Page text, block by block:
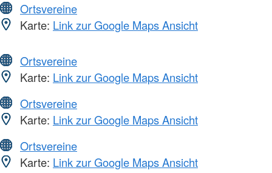
Ortsvereine
Karte: Link zur Google Maps Ansicht
Ortsvereine
Karte: Link zur Google Maps Ansicht
Ortsvereine
Karte: Link zur Google Maps Ansicht
Ortsvereine
Karte: Link zur Google Maps Ansicht